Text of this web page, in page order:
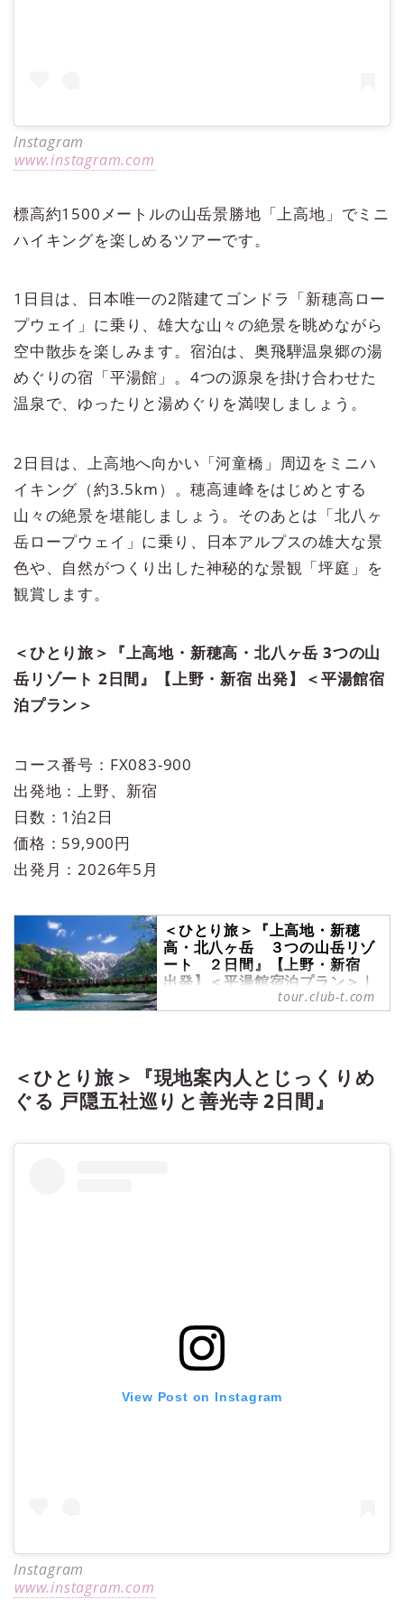
Instagram
www.instagram.com
標高約1500メートルの山岳景勝地「上高地」でミニ
ハイキングを楽しめるツアーです。
1日目は、日本唯一の2階建てゴンドラ「新穂高ロー
プウェイ」に乗り、雄大な山々の絶景を眺めながら
空中散歩を楽しみます。宿泊は、奥飛騨温泉郷の湯
めぐりの宿「平湯館」。4つの源泉を掛け合わせた
温泉で、ゆったりと湯めぐりを満喫しましょう。
2日目は、上高地へ向かい「河童橋」周辺をミニハ
イキング（約3.5km）。穂高連峰をはじめとする
山々の絶景を堪能しましょう。そのあとは「北八ヶ
岳ロープウェイ」に乗り、日本アルプスの雄大な景
色や、自然がつくり出した神秘的な景観「坪庭」を
観賞します。
＜ひとり旅＞『上高地・新穂高・北八ヶ岳 3つの山
岳リゾート 2日間』【上野・新宿 出発】＜平湯館宿
泊プラン＞
コース番号：FX083-900
出発地：上野、新宿
日数：1泊2日
価格：59,900円
出発月：2026年5月
＜ひとり旅＞『上高地・新穂
高・北八ヶ岳 ３つの山岳リゾ
ート ２日間』【上野・新宿
出発】＜平湯館宿泊プラン＞｜
クラブツーリズム
宿泊プラン＞の紹介をしています。
ツアー・旅行のお申込ならクラブツ
ーリズム。
tour.club-t.com
＜ひとり旅＞『現地案内人とじっくりめ
ぐる 戸隠五社巡りと善光寺 2日間』
View Post on Instagram
Instagram
www.instagram.com